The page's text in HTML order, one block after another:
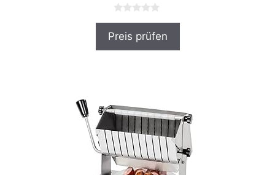
o
Preis prüfen